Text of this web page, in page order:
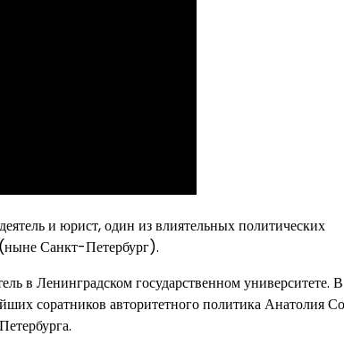
и юрист, один из влиятельных политических
(ныне Санкт-Петербург).
в Ленинградском государственном университете. В
соратников авторитетного политика Анатолия